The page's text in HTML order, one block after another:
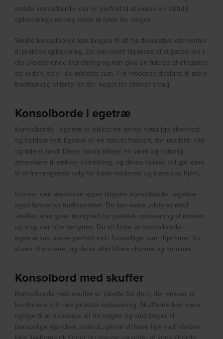
smalle konsolborde, der er perfekt til at skabe en stilfuld
opbevaringsløsning uden at fylde for meget.
Smalle konsolborde kan bruges til alt fra dekorative elementer
til praktisk opbevaring. De kan nemt tilpasses til at passe ind i
din eksisterende indretning og kan give en følelse af elegance
og orden, selv i de mindste rum. Fra moderne designs til mere
traditionelle stilarter er der noget for enhver smag.
Konsolborde i egetræ
Konsolborde i egetræ er elsket for deres naturlige skønhed
og holdbarhed. Egetræ er en robust træsort, der modstår slid
og tidens tand. Disse borde tilføjer en varm og naturlig
atmosfære til enhver indretning, og deres tidløse stil gør dem
til et fremragende valg for både moderne og klassiske hjem.
Udover den æstetiske appel tilbyder konsolborde i egetræ
også fantastisk funktionalitet. De kan være udstyret med
skuffer, som giver mulighed for praktisk opbevaring af minder
og ting, der ofte benyttes. Du vil finde, at konsolborde i
egetræ kan passe perfekt ind i forskellige rum i hjemmet, fra
stuen til entreen, og de vil altid tilføre charme og karakter.
Konsolbord med skuffer
Konsolborde med skuffer er ideelle for dem, der ønsker at
kombinere stil med praktisk opbevaring. Skufferne kan være
nyttige til at opbevare alt fra nøgler og små bøger til
personlige ejendele, som du gerne vil have lige ved hånden.